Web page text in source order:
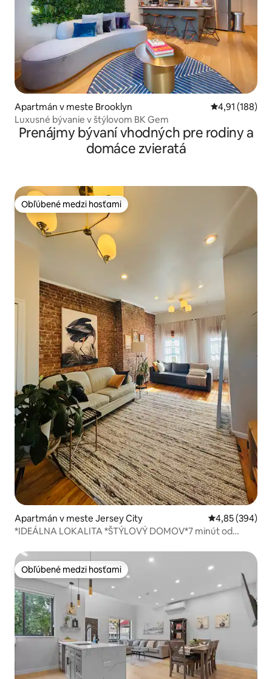
Apartmán v meste Brooklyn Priemerné
4,91 (188)
Luxusné bývanie v štýlovom BK Gem
Prenájmy bývaní vhodných pre rodiny a
domáce zvieratá
Obľúbené medzi hosťami
Obľúbené medzi hosťami
Apartmán v meste Jersey City Priemerné
4,85 (394)
*IDEÁLNA LOKALITA *ŠTÝLOVÝ DOMOV*7 minút od
Obľúbené medzi hosťami
Obľúbené medzi hosťami